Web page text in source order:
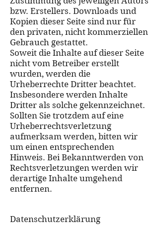
bzw. Erstellers. Downloads und
Kopien dieser Seite sind nur für
den privaten, nicht kommerziellen
Gebrauch gestattet.
Soweit die Inhalte auf dieser Seite
nicht vom Betreiber erstellt
wurden, werden die
Urheberrechte Dritter beachtet.
Insbesondere werden Inhalte
Dritter als solche gekennzeichnet.
Sollten Sie trotzdem auf eine
Urheberrechtsverletzung
aufmerksam werden, bitten wir
um einen entsprechenden
Hinweis. Bei Bekanntwerden von
Rechtsverletzungen werden wir
derartige Inhalte umgehend
entfernen.
Datenschutzerklärung